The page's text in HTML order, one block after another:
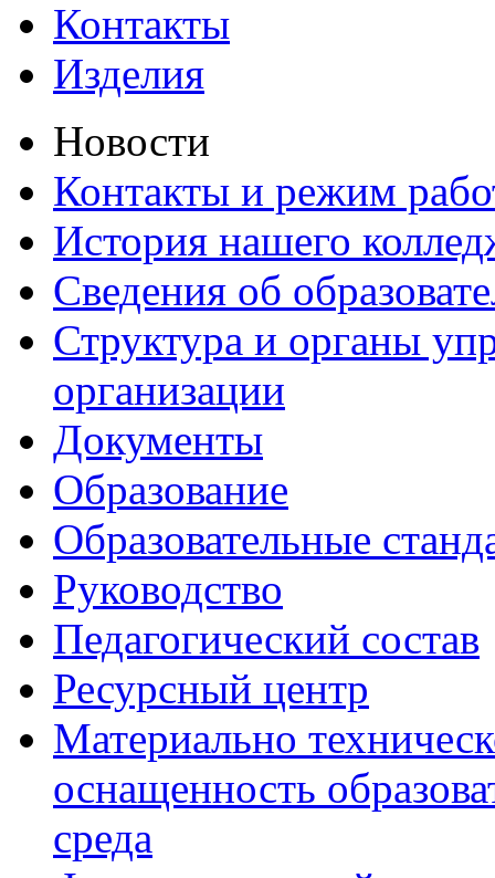
Контакты
Изделия
Новости
Контакты и режим
История нашего
Сведения об
Структура и органы
организации
Документы
Образование
Образовательные
Руководство
Педагогический состав
Ресурсный центр
Материально
оснащенность
среда